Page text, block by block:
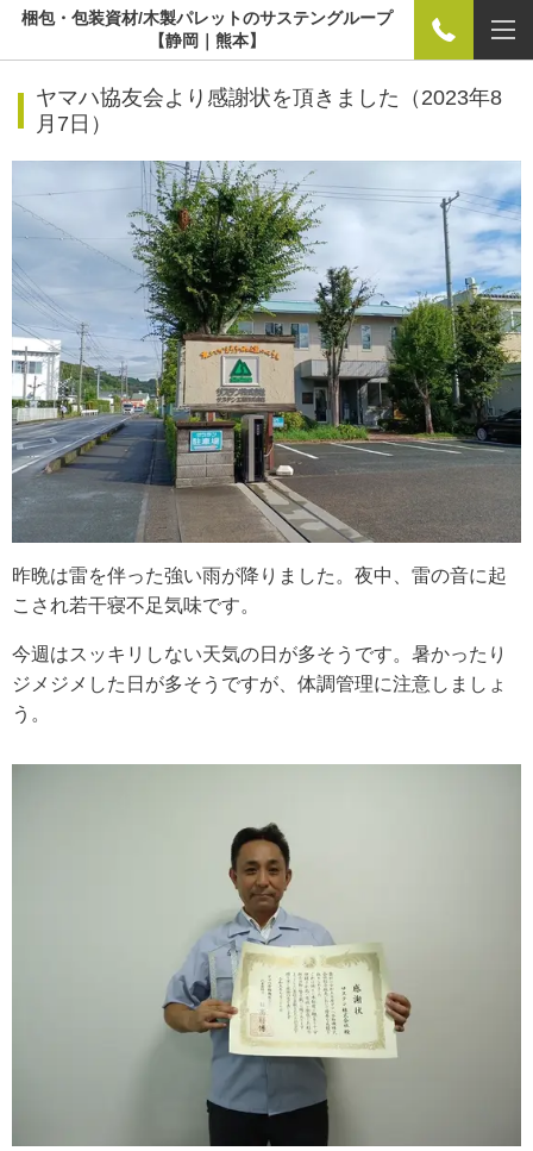
梱包・包装資材/木製パレットのサステングループ
【静岡｜熊本】
ヤマハ協友会より感謝状を頂きました（2023年8
月7日）
昨晩は雷を伴った強い雨が降りました。 夜中、雷の音に起
こされ若干寝不足気味です。
今週はスッキリしない天気の日が多そうです。 暑かったり
ジメジメした日が多そうですが、体調管理に注意しましょ
う。